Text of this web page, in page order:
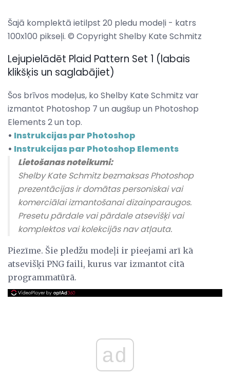
Šajā komplektā ietilpst 20 pledu modeļi - katrs
100x100 pikseļi. © Copyright Shelby Kate Schmitz
Lejupielādēt Plaid Pattern Set 1 (labais
klikšķis un saglabājiet)
Šos brīvos modeļus, ko Shelby Kate Schmitz var
izmantot Photoshop 7 un augšup un Photoshop
Elements 2 un top.
• Instrukcijas par Photoshop
• Instrukcijas par Photoshop Elements
Lietošanas noteikumi:
Shelby Kate Schmitz bezmaksas Photoshop
prezentācijas ir domātas personiskai vai
komerciālai izmantošanai dizainparaugos.
Presetu pārdale vai pārdale atsevišķi vai
komplektos vai kolekcijās nav atļauta.
Piezīme. Šie pledžu modeļi ir pieejami arī kā
atsevišķi PNG faili, kurus var izmantot citā
programmatūrā.
ad